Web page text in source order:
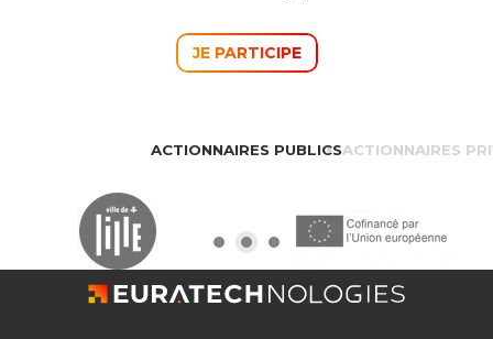
JE PARTICIPE
ACTIONNAIRES PUBLICSACTIONNAIRES